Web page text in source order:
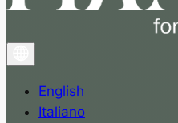
English
Italiano